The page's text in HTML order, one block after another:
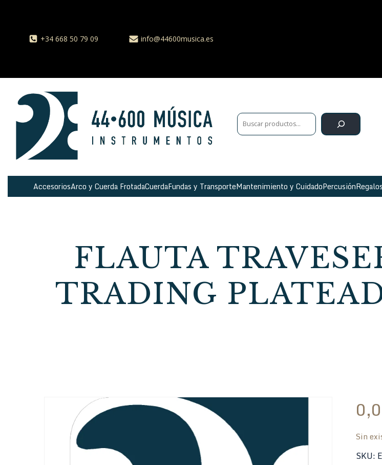
+34 668 50 79 09 info@44600musica.es
AccesoriosArco y Cuerda FrotadaCuerdaFundas y TransporteMantenimiento y CuidadoPercusión
FLAUTA
TRADING
Sin
SKU: